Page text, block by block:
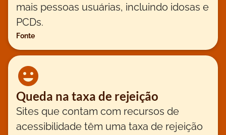
mais pessoas usuárias, incluindo idosas e
PCDs.
Fonte
Queda na taxa de rejeição
Sites que contam com recursos de
acessibilidade têm uma taxa de rejeição